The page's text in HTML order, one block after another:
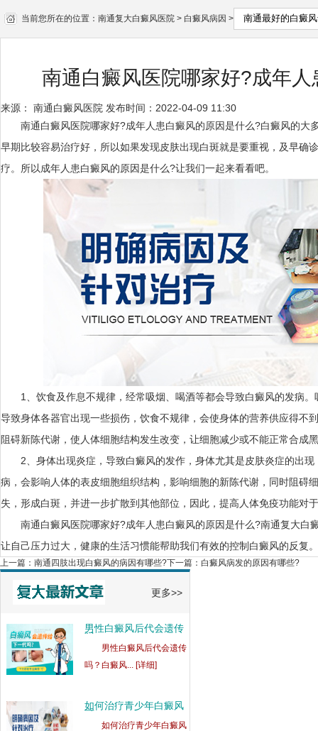
当前您所在的位置： 南通复大白癜风医院 > 白癜风病因 >
南通白癜风医院哪家好?成年
来源： 南通白癜风医院 发布时间：2022-04-09 11:30
南通白癜风医院哪家好?成年人患白癜风的原因是什么?白癜风的大
早期比较容易治疗好，所以如果发现皮肤出现白斑就是要重视，及早确
疗。所以成年人患白癜风的原因是什么?让我们一起来看看吧。
1、饮食及作息不规律，经常吸烟、喝酒等都会导致白癜风的发病。
导致身体各器官出现一些损伤，饮食不规律，会使身体的营养供应得不
阻碍新陈代谢，使人体细胞结构发生改变，让细胞减少或不能正常合成
2、身体出现炎症，导致白癜风的发作，身体尤其是皮肤炎症的出现
病，会影响人体的表皮细胞组织结构，影响细胞的新陈代谢，同时阻碍
失，形成白斑，并进一步扩散到其他部位，因此，提高人体免疫功能对
南通白癜风医院哪家好?成年人患白癜风的原因是什么?南通复大白
让自己压力过大，健康的生活习惯能帮助我们有效的控制白癜风的反复。
上一篇： 南通四肢出现白癜风的病因有哪些?下一篇： 白癜风病发的原因有哪些?
更多>>
男性白癜风后代会遗传
吗
男性白癜风后代会遗传
吗？白癜风... [详细]
如何治疗青少年白癜风
可
如何治疗青少年白癜风